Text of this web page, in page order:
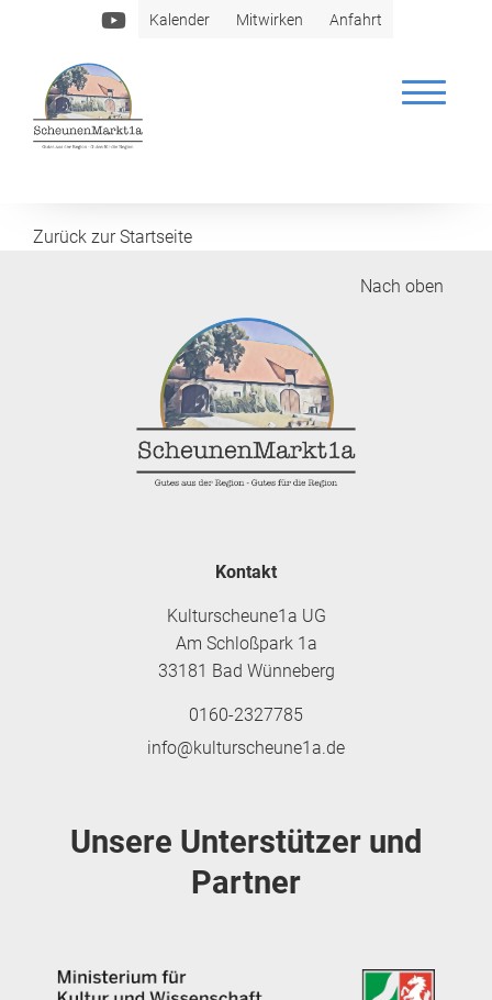
Kalender Mitwirken Anfahrt
Zurück zur Startseite
Nach oben
Kontakt
Kulturscheune1a UG
Am Schloßpark 1a
33181 Bad Wünneberg
0160-2327785
info@kulturscheune1a.de
Unsere Unterstützer und
Partner